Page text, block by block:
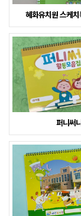
혜화유치원 스케
퍼니써